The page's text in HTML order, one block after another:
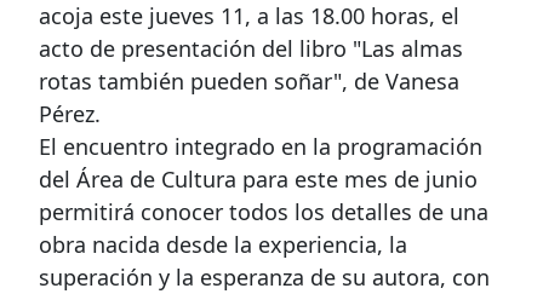
acoja este jueves 11, a las 18.00 horas, el
acto de presentación del libro "Las almas
rotas también pueden soñar", de Vanesa
Pérez.
El encuentro integrado en la programación
del Área de Cultura para este mes de junio
permitirá conocer todos los detalles de una
obra nacida desde la experiencia, la
superación y la esperanza de su autora, con